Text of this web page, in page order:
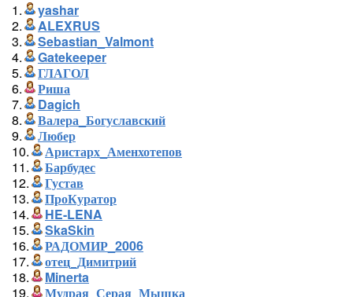
1.
yashar
2.
ALEXRUS
3.
Sebastian_Valmont
4.
Gatekeeper
5.
ГЛАГОЛ
6.
Риша
7.
Dagich
8.
Валера_Богуславский
9.
Любер
10.
Аристарх_Аменхотепов
11.
Барбудес
12.
Густав
13.
ПроКуратор
14.
HE-LENA
15.
SkaSkin
16.
РАДОМИР_2006
17.
отец_Димитрий
18.
Minerta
19.
Мудрая_Серая_Мышка